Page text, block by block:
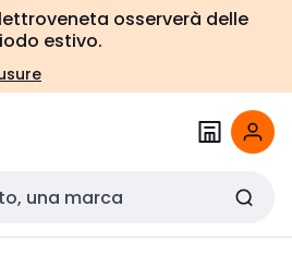
osserverà delle
estivo.